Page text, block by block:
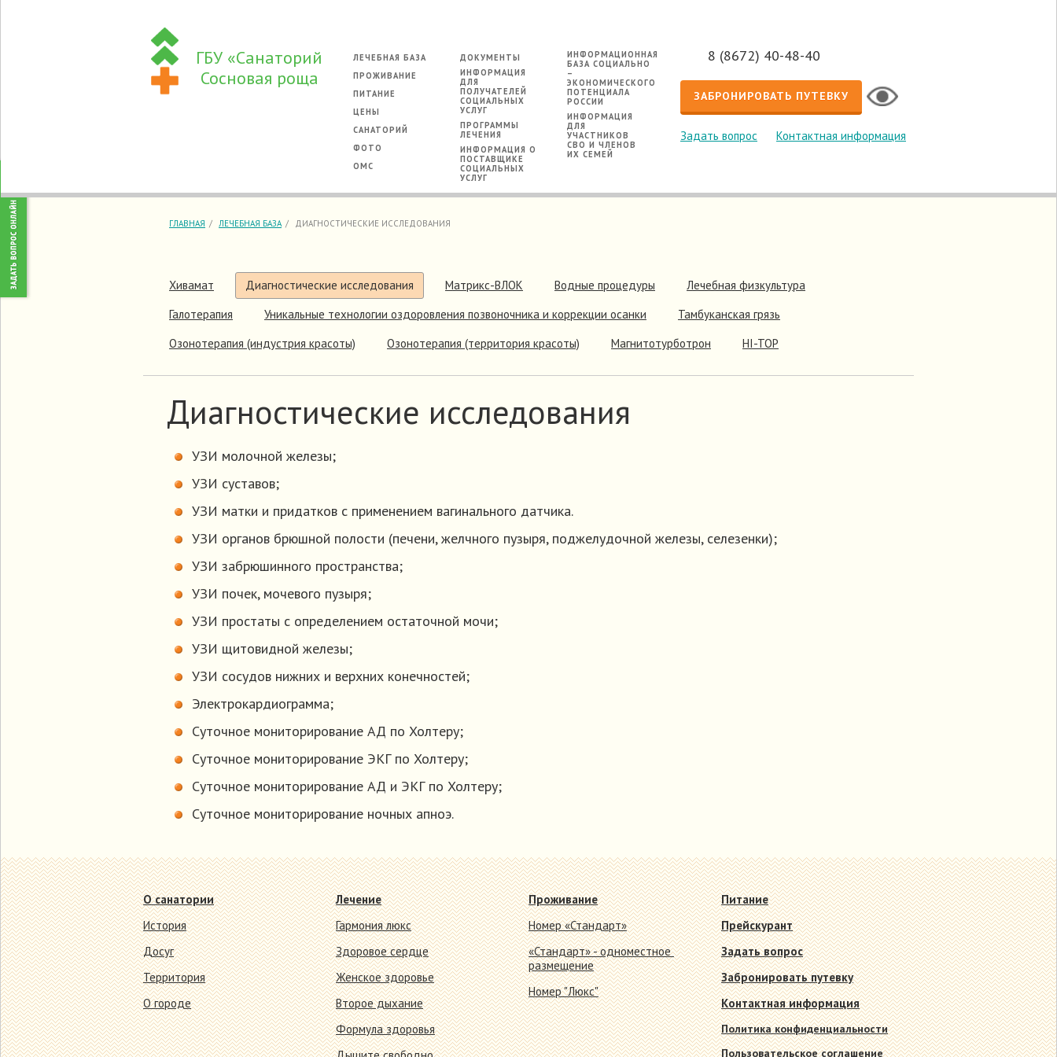
8 (8672) 40-48-40
ЗАБРОНИРОВАТЬ ПУТЕВКУ
Задать вопрос Контактная информация
ЛЕЧЕБНАЯ БАЗА
ПРОЖИВАНИЕ
ПИТАНИЕ
ЦЕНЫ
САНАТОРИЙ
ФОТО
ОМС
ДОКУМЕНТЫ
ИНФОРМАЦИЯ
ДЛЯ
ПОЛУЧАТЕЛЕЙ
СОЦИАЛЬНЫХ
УСЛУГ
ПРОГРАММЫ
ЛЕЧЕНИЯ
ИНФОРМАЦИЯ О
ПОСТАВЩИКЕ
СОЦИАЛЬНЫХ
УСЛУГ
ИНФОРМАЦИОННАЯ
БАЗА СОЦИАЛЬНО
–
ЭКОНОМИЧЕСКОГО
ПОТЕНЦИАЛА
РОССИИ
ИНФОРМАЦИЯ
ДЛЯ
УЧАСТНИКОВ
СВО И ЧЛЕНОВ
ИХ СЕМЕЙ
ГБУ «Санаторий
Сосновая роща
ГЛАВНАЯ ЛЕЧЕБНАЯ БАЗА ДИАГНОСТИЧЕСКИЕ ИССЛЕДОВАНИЯ
Хивамат Диагностические исследования Матрикс-ВЛОК Водные процедуры
Лечебная физкультура
Галотерапия
Уникальные технологии оздоровления позвоночника и коррекции осанки
Тамбуканская грязь
Озонотерапия (индустрия красоты)
Озонотерапия (территория красоты) Магнитотурботрон HI-TOP
Диагностические исследования
УЗИ молочной железы;
УЗИ суставов;
УЗИ матки и придатков с применением вагинального датчика.
УЗИ органов брюшной полости (печени, желчного пузыря, поджелудочной железы, селезенки);
УЗИ забрюшинного пространства;
УЗИ почек, мочевого пузыря;
УЗИ простаты с определением остаточной мочи;
УЗИ щитовидной железы;
УЗИ сосудов нижних и верхних конечностей;
Электрокардиограмма;
Суточное мониторирование АД по Холтеру;
Суточное мониторирование ЭКГ по Холтеру;
Суточное мониторирование АД и ЭКГ по Холтеру;
Суточное мониторирование ночных апноэ.
О санатории
История
Досуг
Территория
О городе
Лечение
Гармония люкс
Здоровое сердце
Женское здоровье
Второе дыхание
Формула здоровья
Проживание
Номер «Стандарт»
«Стандарт» - одноместное
размещение
Номер "Люкс"
Питание
Прейскурант
Задать вопрос
Забронировать путевку
Контактная информация
Политика конфиденциальности
Пользовательское соглашение